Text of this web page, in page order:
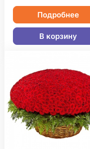
Подробнее
В корзину